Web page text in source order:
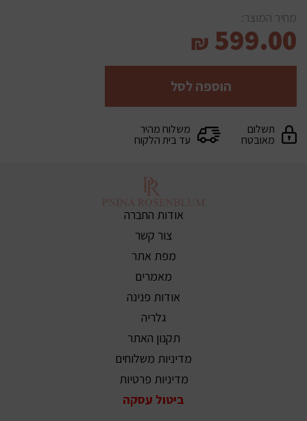
מחיר המוצר:
599.00
₪
הוספה לסל
תשלום
מאובטח
משלוח מהיר
עד בית הלקוח
אודות החברה
צור קשר
מפת אתר
מאמרים
אודות פנינה
גלריה
תקנון האתר
מדיניות משלוחים
מדיניות פרטיות
ביטול עסקה